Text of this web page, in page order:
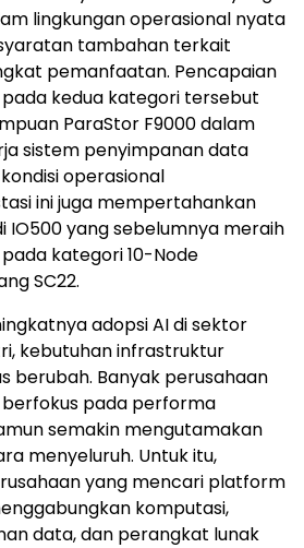
lingkungan operasional nyata
tambahan terkait
pemanfaatan. Pencapaian
kedua kategori tersebut
ParaStor F9000 dalam
sistem penyimpanan data
operasional
ini juga mempertahankan
IO500 yang sebelumnya meraih
kategori 10-Node
SC22.
adopsi AI di sektor
kebutuhan infrastruktur
berubah. Banyak perusahaan
berfokus pada performa
semakin mengutamakan
menyeluruh. Untuk itu,
yang mencari platform
komputasi,
data, dan perangkat lunak